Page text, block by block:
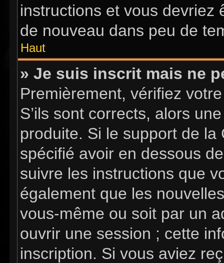
instructions et vous devriez
de nouveau dans peu de
Haut
» Je suis inscrit mais ne
Premièrement, vérifiez
S’ils sont corrects, alors
produite. Si le support de la
spécifié avoir en dessous
suivre les instructions que
également que les
vous-même ou soit par un
ouvrir une session ; cette
inscription. Si vous aviez